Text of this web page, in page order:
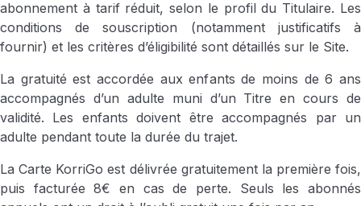
abonnement à tarif réduit, selon le profil du Titulaire. Les
conditions de souscription (notamment justificatifs à
fournir) et les critères d’éligibilité sont détaillés sur le Site.
La gratuité est accordée aux enfants de moins de 6 ans
accompagnés d’un adulte muni d’un Titre en cours de
validité. Les enfants doivent être accompagnés par un
adulte pendant toute la durée du trajet.
La Carte KorriGo est délivrée gratuitement la première fois,
puis facturée 8€ en cas de perte. Seuls les abonnés